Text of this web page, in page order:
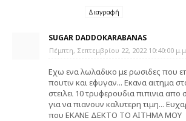
Διαγραφή
SUGAR DADDOKARABANAS
Πέμπτη, Σεπτεμβρίου 22, 2022 10:40:00 μ.μ.
Εχω ενα λωλαδικο με ρωσιδες που
πουτιν και εφυγαν... Εκανα αιτημα
στειλει 10 τρυφερουδια πιπινια
για να πιανουν καλυτερη τιμη...
που ΕΚΑΝΕ ΔΕΚΤΟ ΤΟ ΑΙΤΗΜΑ ΜΟΥ